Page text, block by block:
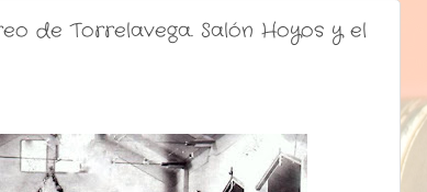
de Torrelavega. Salón Hoyos y el